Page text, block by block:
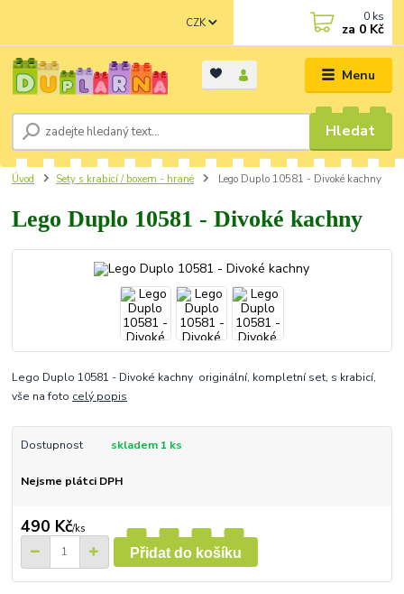
Menu
CZK
Hledat
0 ks
za 0 Kč
Úvod Sety s krabicí / boxem - hrané Lego Duplo 10581 - Divoké kachny
Lego Duplo 10581 - Divoké kachny
Lego Duplo 10581 - Divoké kachny originální, kompletní set, s krabicí,
vše na foto celý popis
Dostupnost skladem 1 ks
Nejsme plátci DPH
490 Kč/ks
Přidat do košíku